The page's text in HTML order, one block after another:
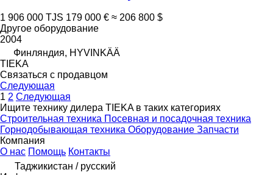
1 906 000 TJS 179 000 € ≈ 206 800 $
Другое оборудование
2004
Финляндия, HYVINKÄÄ
TIEKA
Связаться с продавцом
Следующая
1 2 Следующая
Ищите технику дилера TIEKA в таких категориях
Строительная техника Посевная и посадочная техника
Горнодобывающая техника Оборудование Запчасти
Компания
О нас Помощь Контакты
Таджикистан / русский